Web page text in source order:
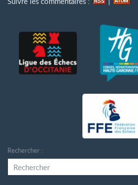
Rechercher :